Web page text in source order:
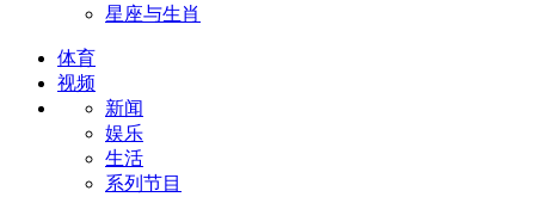
星座与生肖
体育
视频
新闻
娱乐
生活
系列节目